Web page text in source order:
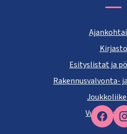
Kirjasto
Esityslistat ja
Rakennusvalvonta-
Vuokra-